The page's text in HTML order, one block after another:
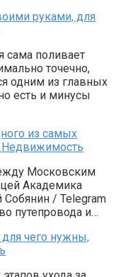
руками, для
сама поливает
точечно,
одним из главных
есть и минусы
из самых
Московским
Академика
/ Telegram
путепровода и…
чего нужны,